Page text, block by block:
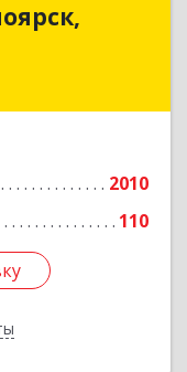
2010
110
офис
Подробнее